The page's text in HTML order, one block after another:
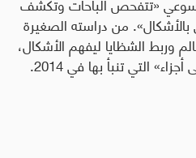
من دراسته الصغيرة
وربط الشظايا ليفهم الأشكال،
التي تنبأ بها في 2014 .